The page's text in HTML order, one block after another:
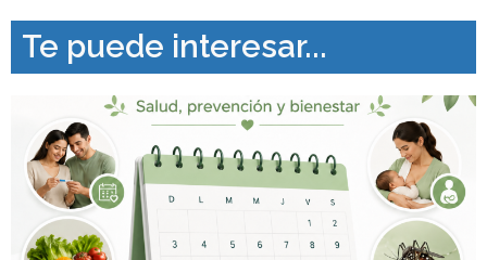
Te puede interesar...